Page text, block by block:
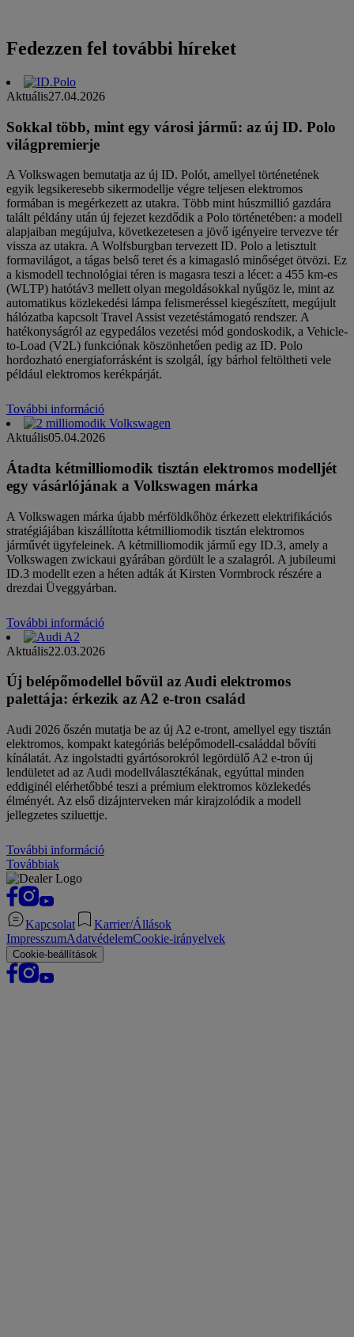
Fedezzen fel további híreket
Aktuális27.04.2026
Sokkal több, mint egy városi jármű: az új ID. Polo
világpremierje
A Volkswagen bemutatja az új ID. Polót, amellyel történetének
egyik legsikeresebb sikermodellje végre teljesen elektromos
formában is megérkezett az utakra. Több mint húszmillió gazdára
talált példány után új fejezet kezdődik a Polo történetében: a modell
alapjaiban megújulva, következetesen a jövő igényeire tervezve tér
vissza az utakra. A Wolfsburgban tervezett ID. Polo a letisztult
formavilágot, a tágas belső teret és a kimagasló minőséget ötvözi. Ez
a kismodell technológiai téren is magasra teszi a lécet: a 455 km-es
(WLTP) hatótáv3 mellett olyan megoldásokkal nyűgöz le, mint az
automatikus közlekedési lámpa felismeréssel kiegészített, megújult
hálózatba kapcsolt Travel Assist vezetéstámogató rendszer. A
hatékonyságról az egypedálos vezetési mód gondoskodik, a Vehicle-
to-Load (V2L) funkciónak köszönhetően pedig az ID. Polo
hordozható energiaforrásként is szolgál, így bárhol feltöltheti vele
például elektromos kerékpárját.
További információ
Aktuális05.04.2026
Átadta kétmilliomodik tisztán elektromos modelljét
egy vásárlójának a Volkswagen márka
A Volkswagen márka újabb mérföldkőhöz érkezett elektrifikációs
stratégiájában kiszállította kétmilliomodik tisztán elektromos
járművét ügyfeleinek. A kétmilliomodik jármű egy ID.3, amely a
Volkswagen zwickaui gyárában gördült le a szalagról. A jubileumi
ID.3 modellt ezen a héten adták át Kirsten Vormbrock részére a
drezdai Üveggyárban.
További információ
Aktuális22.03.2026
Új belépőmodellel bővül az Audi elektromos
palettája: érkezik az A2 e-tron család
Audi 2026 őszén mutatja be az új A2 e-tront, amellyel egy tisztán
elektromos, kompakt kategóriás belépőmodell-családdal bővíti
kínálatát. Az ingolstadti gyártósorokról legördülő A2 e-tron új
lendületet ad az Audi modellválasztékának, egyúttal minden
eddiginél elérhetőbbé teszi a prémium elektromos közlekedés
élményét. Az első dizájnterveken már kirajzolódik a modell
jellegzetes sziluettje.
További információ
Továbbiak
Kapcsolat
Karrier/Állások
ImpresszumAdatvédelemCookie-irányelvek
Cookie-beállítások